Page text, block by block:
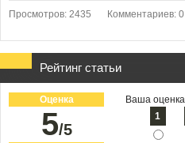
Просмотров: 2435 Комментариев: 0
Рейтинг статьи
Оценка
5/5
Ваша
1